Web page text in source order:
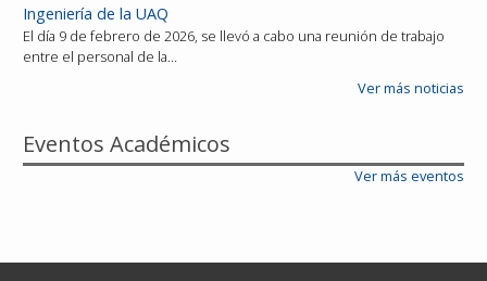
Ingeniería de la UAQ
El día 9 de febrero de 2026, se llevó a cabo una reunión de trabajo
entre el personal de la…
Ver más noticias
Eventos Académicos
Ver más eventos